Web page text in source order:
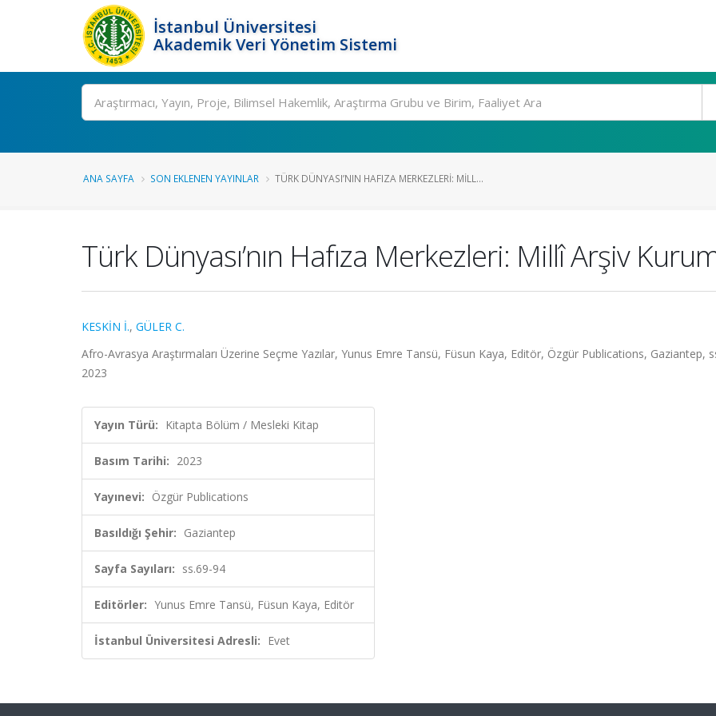
İstanbul Üniversitesi
Akademik Veri Yönetim Sistemi
Ara
ANA SAYFA SON EKLENEN YAYINLAR TÜRK DÜNYASI’NIN HAFIZA MERKEZLERI: MILL...
Türk Dünyası’nın Hafıza Merkezleri: Millî Arşiv
KESKİN İ., GÜLER C.
Afro-Avrasya Araştırmaları Üzerine Seçme Yazılar, Yunus Emre Tansü, Füsun Kaya, Editör, Özgür Publications, Gaziantep,
2023
Yayın Türü: Kitapta Bölüm / Mesleki Kitap
Basım Tarihi: 2023
Yayınevi: Özgür Publications
Basıldığı Şehir: Gaziantep
Sayfa Sayıları: ss.69-94
Editörler: Yunus Emre Tansü, Füsun Kaya, Editör
İstanbul Üniversitesi Adresli: Evet